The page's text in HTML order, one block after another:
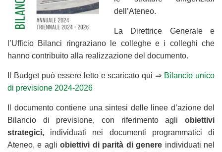
dell’Ateneo.
La Direttrice Generale e
l’Ufficio Bilanci ringraziano le colleghe e i colleghi che
hanno contribuito alla realizzazione del documento.
Il Budget può essere letto e scaricato qui ⇒ Bilancio unico
di previsione 2024-2026
Il documento contiene una sintesi delle linee d’azione del
Bilancio di previsione, con riferimento agli obiettivi
strategici, individuati nei documenti programmatici di
Ateneo, e agliobiettivi di parità di genere individuati nel